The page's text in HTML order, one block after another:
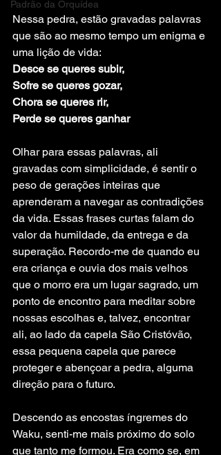
Padrão da Orquídea
Nessa pedra, estão gravadas palavras
que são ao mesmo tempo um enigma e
uma lição de vida:
Desce se queres subir,
Sofre se queres gozar,
Chora se queres rir,
Perde se queres ganhar
Olhar para essas palavras, ali
gravadas com simplicidade, é sentir o
peso de gerações inteiras que
aprenderam a navegar as contradições
da vida. Essas frases curtas falam do
valor da humildade, da entrega e da
superação. Recordo-me de quando eu
era criança e ouvia dos mais velhos
que o morro era um lugar sagrado, um
ponto de encontro para meditar sobre
nossas escolhas e, talvez, encontrar
ali, ao lado da capela São Cristóvão,
essa pequena capela que parece
proteger e abençoar a pedra, alguma
direção para o futuro.
Descendo as encostas íngremes do
Waku, senti-me mais próximo do solo
que tanto me formou. Era como se, em